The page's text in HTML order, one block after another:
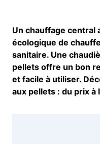
Un chauffage central
écologique de
sanitaire. Une
pellets offre un bon
et facile à utiliser.
aux pellets : du prix à